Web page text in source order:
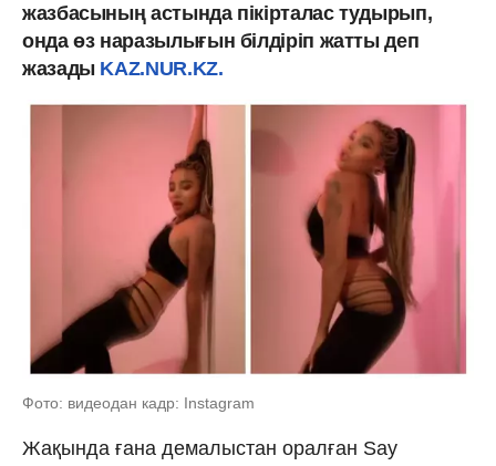
жазбасының астында пікірталас тудырып,
онда өз наразылығын білдіріп жатты деп
жазады KAZ.NUR.KZ.
Фото: видеодан кадр: Instagram
Жақында ғана демалыстан оралған Say